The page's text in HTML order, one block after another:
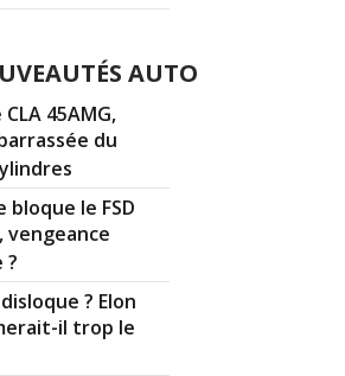
AUTO
45AMG,
du
bloque le FSD
vengeance
?
? Elon
il trop le